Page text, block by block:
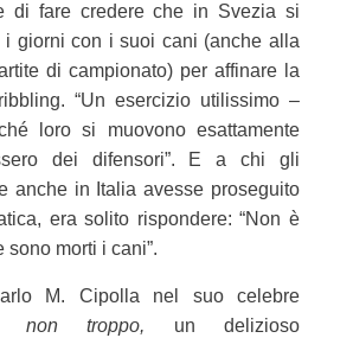
di fare credere che in Svezia si
i giorni con i suoi cani (anche alla
di campionato) per affinare la
“Un esercizio utilissimo –
loro si muovono esattamente
dei difensori”. E a chi gli
anche in Italia avesse proseguito
era solito rispondere: “Non è
sono morti i cani”.
M. Cipolla nel suo celebre
non troppo, un delizioso